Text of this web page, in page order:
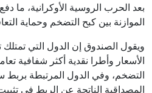
بعد الحرب الروسية الأوكرانية، ما
الموازنة بين كبح التضخم وحماية
ويقول الصندوق إن الدول التي تمتلك
الأسعار وأطرا نقدية أكثر شفافية
التضخم، وفي الدول المرتبطة
المصداقية الناتجة عن الربط في